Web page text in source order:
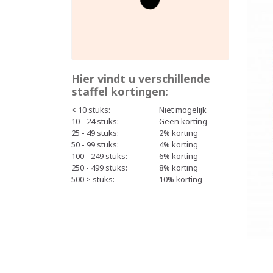
Hier vindt u verschillende
staffel kortingen:
< 10 stuks:
10 - 24 stuks:
25 - 49 stuks:
50 - 99 stuks:
100 - 249 stuks:
250 - 499 stuks:
500 > stuks:
Niet mogelijk
Geen korting
2% korting
4% korting
6% korting
8% korting
10% korting